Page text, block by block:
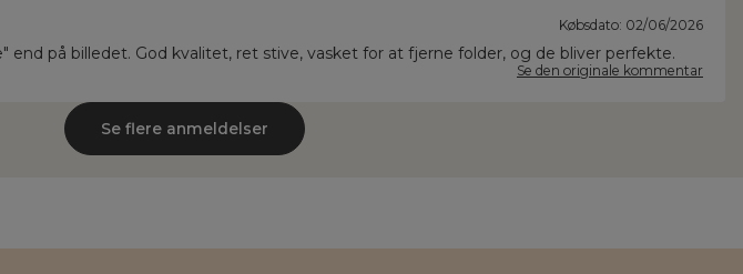
Købsdato: 02/06/2026
på billedet. God kvalitet, ret stive, vasket for at fjerne folder, og de bliver perfekte.
Se den originale kommentar
Se flere anmeldelser